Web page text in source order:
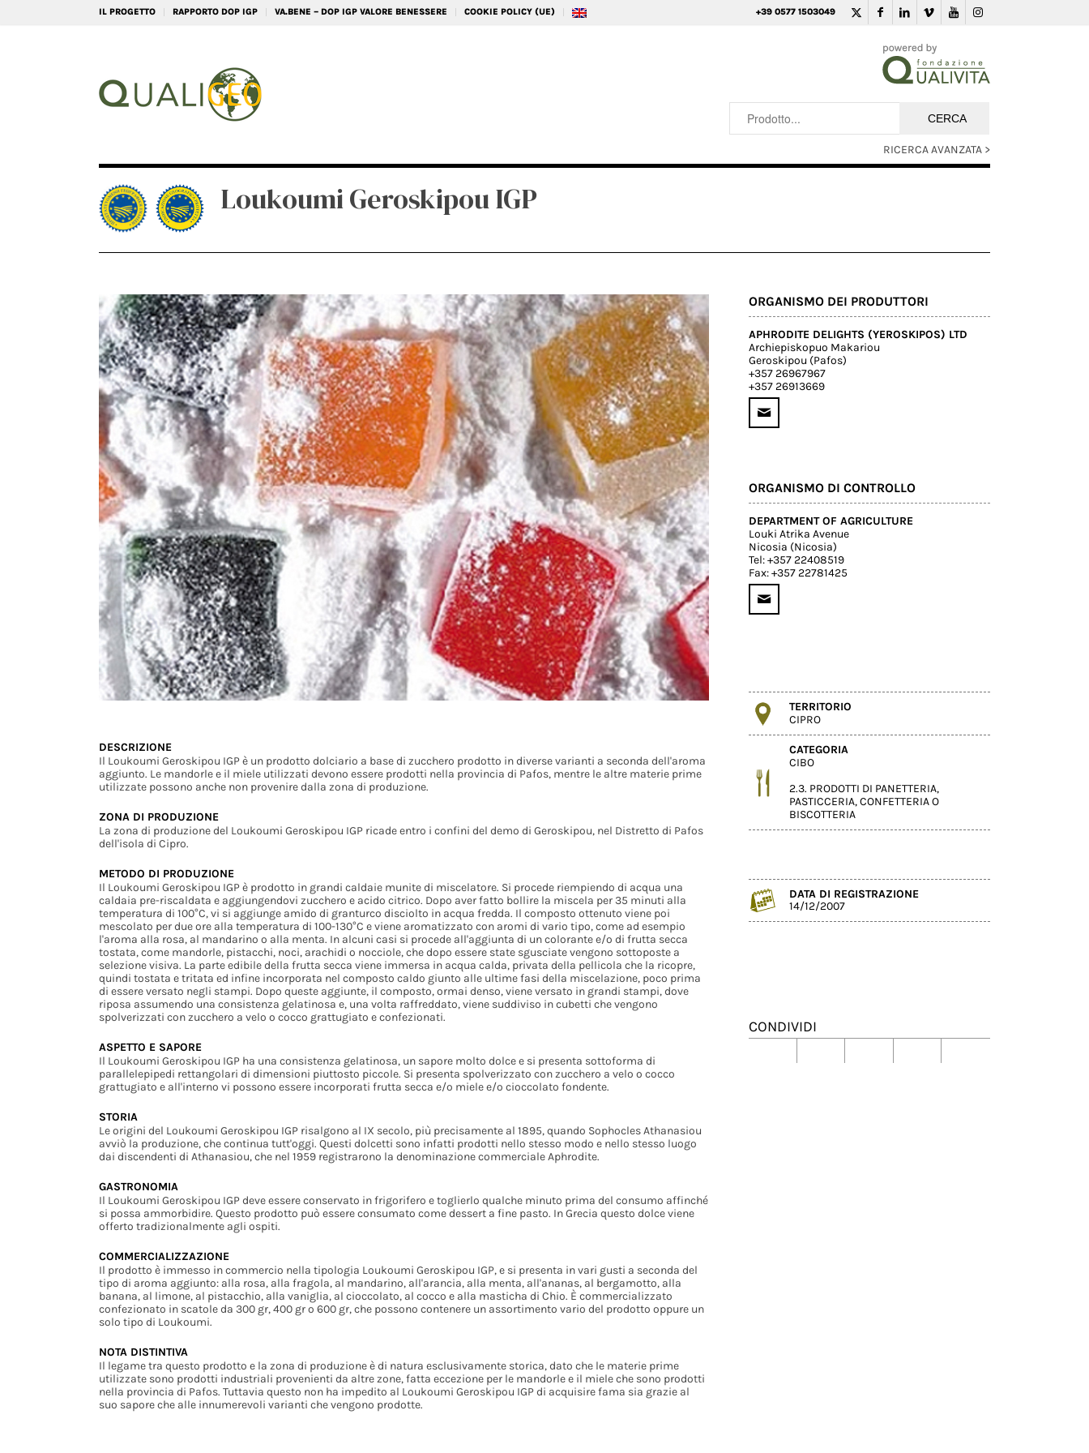
IL PROGETTO RAPPORTO DOP IGP VA.BENE – DOP IGP VALORE BENESSERE COOKIE POLICY (UE) +39 0577 1503049
RICERCA AVANZATA >
Loukoumi Geroskipou IGP
DESCRIZIONE
Il Loukoumi Geroskipou IGP è un prodotto dolciario a base di zucchero prodotto in diverse varianti a seconda dell'aroma
aggiunto. Le mandorle e il miele utilizzati devono essere prodotti nella provincia di Pafos, mentre le altre materie prime
utilizzate possono anche non provenire dalla zona di produzione.
ZONA DI PRODUZIONE
La zona di produzione del Loukoumi Geroskipou IGP ricade entro i confini del demo di Geroskipou, nel Distretto di Pafos
dell'isola di Cipro.
METODO DI PRODUZIONE
Il Loukoumi Geroskipou IGP è prodotto in grandi caldaie munite di miscelatore. Si procede riempiendo di acqua una
caldaia pre-riscaldata e aggiungendovi zucchero e acido citrico. Dopo aver fatto bollire la miscela per 35 minuti alla
temperatura di 100°C, vi si aggiunge amido di granturco disciolto in acqua fredda. Il composto ottenuto viene poi
mescolato per due ore alla temperatura di 100-130°C e viene aromatizzato con aromi di vario tipo, come ad esempio
l'aroma alla rosa, al mandarino o alla menta. In alcuni casi si procede all'aggiunta di un colorante e/o di frutta secca
tostata, come mandorle, pistacchi, noci, arachidi o nocciole, che dopo essere state sgusciate vengono sottoposte a
selezione visiva. La parte edibile della frutta secca viene immersa in acqua calda, privata della pellicola che la ricopre,
quindi tostata e tritata ed infine incorporata nel composto caldo giunto alle ultime fasi della miscelazione, poco prima
di essere versato negli stampi. Dopo queste aggiunte, il composto, ormai denso, viene versato in grandi stampi, dove
riposa assumendo una consistenza gelatinosa e, una volta raffreddato, viene suddiviso in cubetti che vengono
spolverizzati con zucchero a velo o cocco grattugiato e confezionati.
ASPETTO E SAPORE
Il Loukoumi Geroskipou IGP ha una consistenza gelatinosa, un sapore molto dolce e si presenta sottoforma di
parallelepipedi rettangolari di dimensioni piuttosto piccole. Si presenta spolverizzato con zucchero a velo o cocco
grattugiato e all'interno vi possono essere incorporati frutta secca e/o miele e/o cioccolato fondente.
STORIA
Le origini del Loukoumi Geroskipou IGP risalgono al IX secolo, più precisamente al 1895, quando Sophocles Athanasiou
avviò la produzione, che continua tutt'oggi. Questi dolcetti sono infatti prodotti nello stesso modo e nello stesso luogo
dai discendenti di Athanasiou, che nel 1959 registrarono la denominazione commerciale Aphrodite.
GASTRONOMIA
Il Loukoumi Geroskipou IGP deve essere conservato in frigorifero e toglierlo qualche minuto prima del consumo affinché
si possa ammorbidire. Questo prodotto può essere consumato come dessert a fine pasto. In Grecia questo dolce viene
offerto tradizionalmente agli ospiti.
COMMERCIALIZZAZIONE
Il prodotto è immesso in commercio nella tipologia Loukoumi Geroskipou IGP, e si presenta in vari gusti a seconda del
tipo di aroma aggiunto: alla rosa, alla fragola, al mandarino, all'arancia, alla menta, all'ananas, al bergamotto, alla
banana, al limone, al pistacchio, alla vaniglia, al cioccolato, al cocco e alla masticha di Chio. È commercializzato
confezionato in scatole da 300 gr, 400 gr o 600 gr, che possono contenere un assortimento vario del prodotto oppure un
solo tipo di Loukoumi.
NOTA DISTINTIVA
Il legame tra questo prodotto e la zona di produzione è di natura esclusivamente storica, dato che le materie prime
utilizzate sono prodotti industriali provenienti da altre zone, fatta eccezione per le mandorle e il miele che sono prodotti
nella provincia di Pafos. Tuttavia questo non ha impedito al Loukoumi Geroskipou IGP di acquisire fama sia grazie al
suo sapore che alle innumerevoli varianti che vengono prodotte.
ORGANISMO DEI PRODUTTORI
APHRODITE DELIGHTS (YEROSKIPOS) LTD
Archiepiskopuo Makariou
Geroskipou (Pafos)
+357 26967967
+357 26913669
ORGANISMO DI CONTROLLO
DEPARTMENT OF AGRICULTURE
Louki Atrika Avenue
Nicosia (Nicosia)
Tel: +357 22408519
Fax: +357 22781425
TERRITORIO
CIPRO
CATEGORIA
CIBO
2.3. PRODOTTI DI PANETTERIA,
PASTICCERIA, CONFETTERIA O
BISCOTTERIA
DATA DI REGISTRAZIONE
14/12/2007
CONDIVIDI